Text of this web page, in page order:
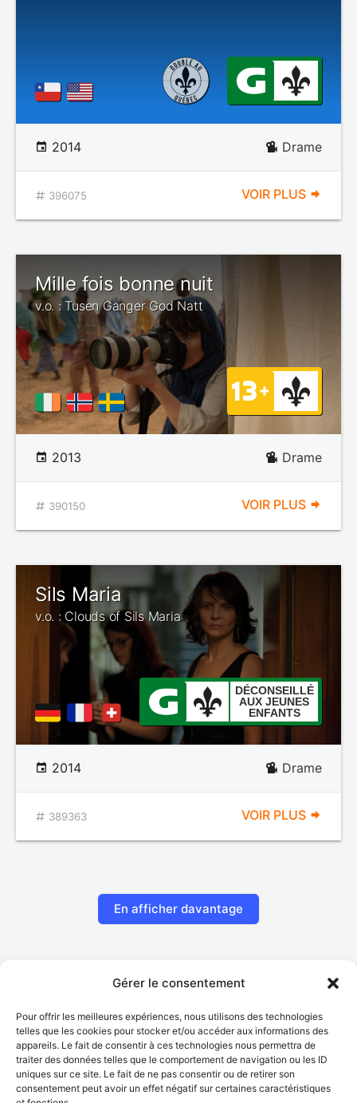
Gérer le consentement
Pour offrir les meilleures expériences, nous utilisons des technologies
telles que les cookies pour stocker et/ou accéder aux informations des
appareils. Le fait de consentir à ces technologies nous permettra de
traiter des données telles que le comportement de navigation ou les ID
uniques sur ce site. Le fait de ne pas consentir ou de retirer son
consentement peut avoir un effet négatif sur certaines caractéristiques
2014 Drame
396075 VOIR PLUS
Mille fois bonne nuit
v.o. : Tusen Ganger God Natt
2013 Drame
390150 VOIR PLUS
Sils Maria
v.o. : Clouds of Sils Maria
DÉCONSEILLÉ
AUX JEUNES
ENFANTS
2014 Drame
389363 VOIR PLUS
En afficher davantage
© Gouvernement du Québec, 2026